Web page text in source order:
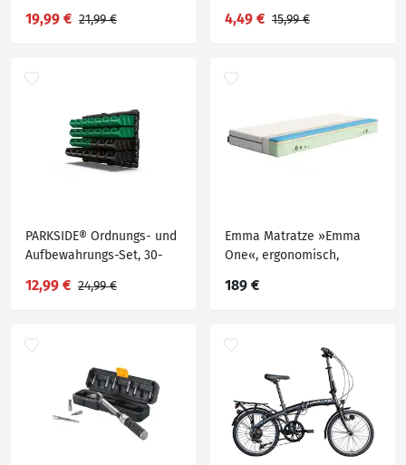
19,99 € 21,99 € 4,49 € 15,99 €
PARKSIDE® Ordnungs- und
Aufbewahrungs-Set, 30-
12,99 € 24,99 €
Emma Matratze »Emma
One«, ergonomisch,
189 €